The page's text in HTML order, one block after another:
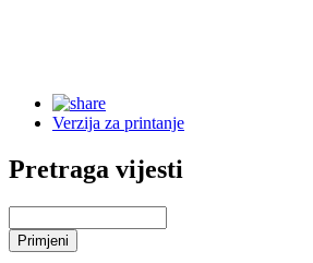
Verzija za printanje
Pretraga vijesti